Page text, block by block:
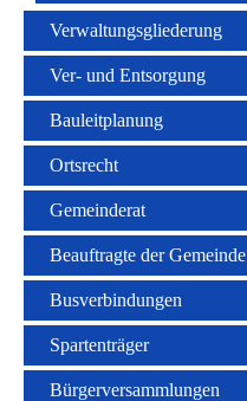
Verwaltungsgliederung
Ver- und Entsorgung
Bauleitplanung
Ortsrecht
Gemeinderat
Beauftragte der Gemeinde
Busverbindungen
Spartenträger
Bürgerversammlungen